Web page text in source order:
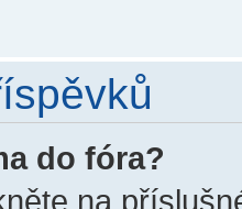
do fóra?
na